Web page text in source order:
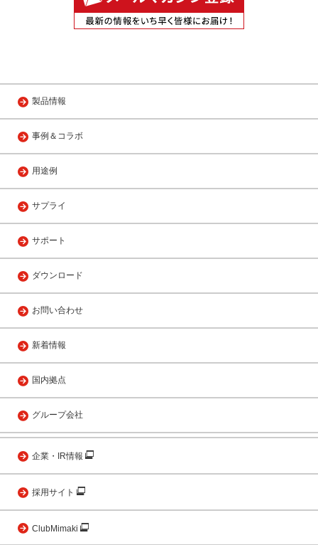
製品情報
事例＆コラボ
用途例
サプライ
サポート
ダウンロード
お問い合わせ
新着情報
国内拠点
グループ会社
企業・IR情報
採用サイト
ClubMimaki